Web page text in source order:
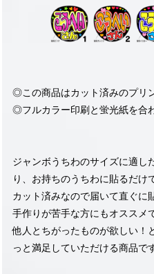
◎この商品はカット済みのプリ
◎フルカラー印刷と蛍光紙を合
ジャンボうちわのサイズに適し
り、お持ちのうちわに貼るだけ
カット済みなので届いて直ぐに
手作りが苦手な方にもオススメ
他人とちがったものが欲しい！
っと満足していただける商品で